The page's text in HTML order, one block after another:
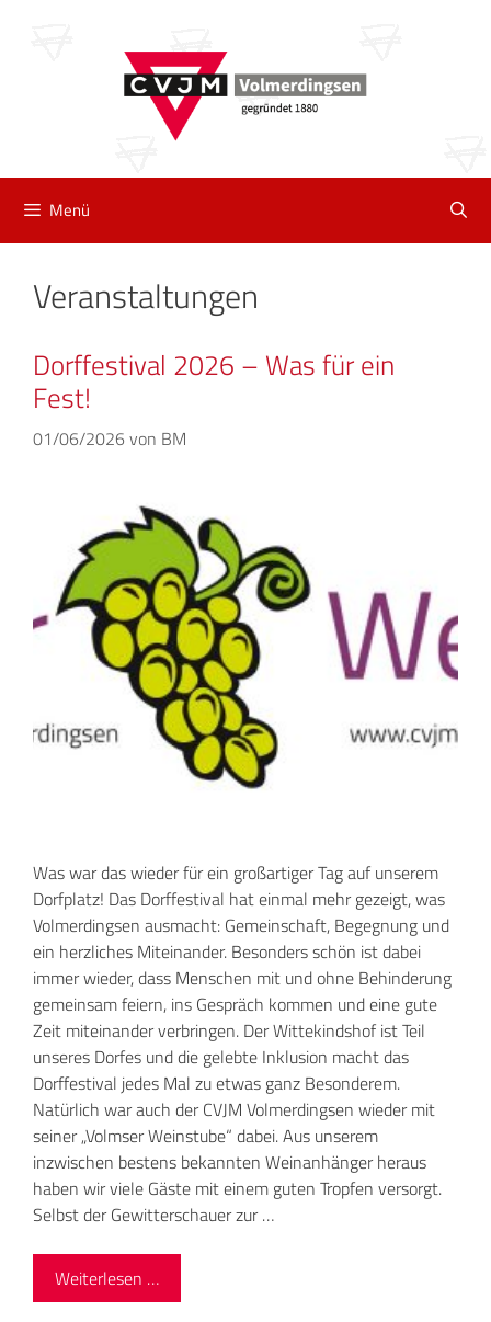
Menü
Veranstaltungen
Dorffestival 2026 – Was für ein
Fest!
01/06/2026von BM
Was war das wieder für ein großartiger Tag auf unserem
Dorfplatz! Das Dorffestival hat einmal mehr gezeigt, was
Volmerdingsen ausmacht: Gemeinschaft, Begegnung und
ein herzliches Miteinander. Besonders schön ist dabei
immer wieder, dass Menschen mit und ohne Behinderung
gemeinsam feiern, ins Gespräch kommen und eine gute
Zeit miteinander verbringen. Der Wittekindshof ist Teil
unseres Dorfes und die gelebte Inklusion macht das
Dorffestival jedes Mal zu etwas ganz Besonderem.
Natürlich war auch der CVJM Volmerdingsen wieder mit
seiner „Volmser Weinstube“ dabei. Aus unserem
inzwischen bestens bekannten Weinanhänger heraus
haben wir viele Gäste mit einem guten Tropfen versorgt.
Selbst der Gewitterschauer zur …
Weiterlesen …